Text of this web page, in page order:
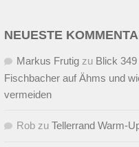
NEUESTE
Markus Frutig zu Blick
Fischbacher auf Ähms und
vermeiden
Rob zu Tellerrand Warm-